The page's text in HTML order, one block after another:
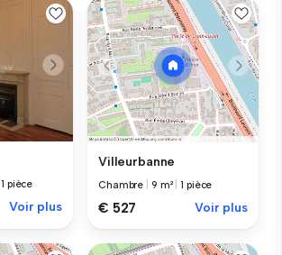
|1 pièce
Voir plus
Villeurbanne
Chambre 9 m² |1 pièce
€ 527 Voir plus